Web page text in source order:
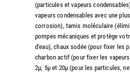
(particules et vapeurs
vapeurs condensables avec une
corrosion), tamis moléculaire
pompes mécaniques et protège
d'eau), chaux sodée (pour fixer les
charbon actif (pour fixer les
2µ, 5µ et 20µ (pour les particules,